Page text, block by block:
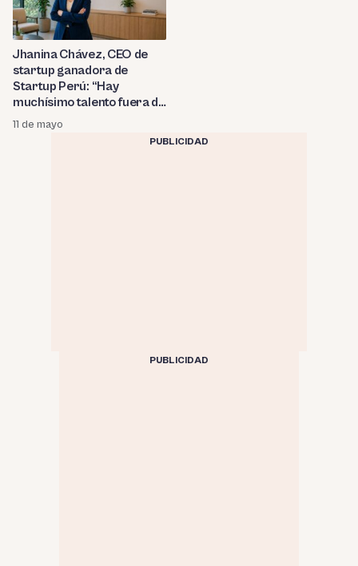
Jhanina Chávez, CEO de
startup ganadora de
Startup Perú: “Hay
muchísimo talento fuera de
Lima”
11 de mayo
PUBLICIDAD
PUBLICIDAD